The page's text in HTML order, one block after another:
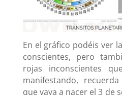
En el gráfico podéis ver
conscientes, pero
rojas inconscientes
manifestando,
que vaya a nacer el 3 de